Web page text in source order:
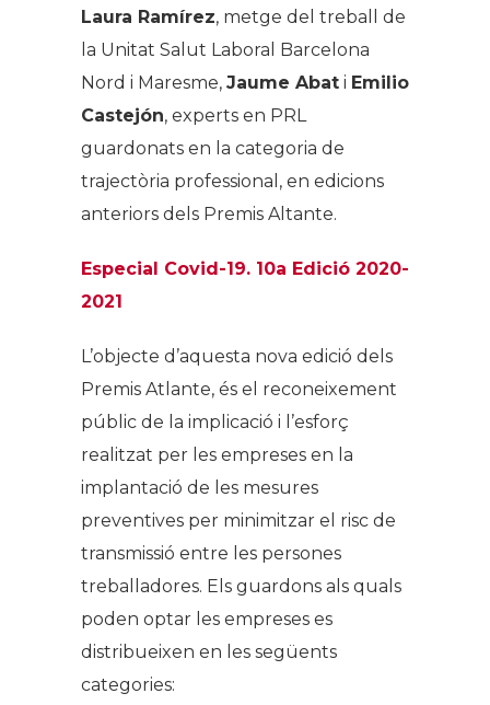
Laura Ramírez, metge del treball de
la Unitat Salut Laboral Barcelona
Nord i Maresme, Jaume Abat i Emilio
Castejón, experts en PRL
guardonats en la categoria de
trajectòria professional, en edicions
anteriors dels Premis Altante.
Especial Covid-19. 10a Edició 2020-
2021
L’objecte d’aquesta nova edició dels
Premis Atlante, és el reconeixement
públic de la implicació i l’esforç
realitzat per les empreses en la
implantació de les mesures
preventives per minimitzar el risc de
transmissió entre les persones
treballadores. Els guardons als quals
poden optar les empreses es
distribueixen en les següents
categories: